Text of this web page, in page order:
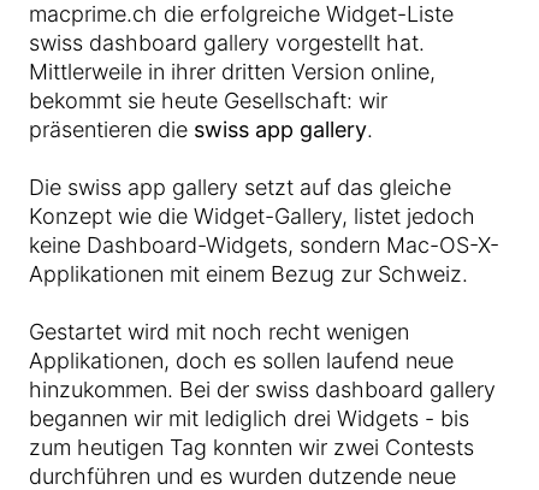
macprime.ch die erfolgreiche Widget-Liste
swiss dashboard gallery vorgestellt hat.
Mittlerweile in ihrer dritten Version online,
bekommt sie heute Gesellschaft: wir
präsentieren die swiss app gallery.
Die swiss app gallery setzt auf das gleiche
Konzept wie die Widget-Gallery, listet jedoch
keine Dashboard-Widgets, sondern Mac-OS-X-
Applikationen mit einem Bezug zur Schweiz.
Gestartet wird mit noch recht wenigen
Applikationen, doch es sollen laufend neue
hinzukommen. Bei der swiss dashboard gallery
begannen wir mit lediglich drei Widgets - bis
zum heutigen Tag konnten wir zwei Contests
durchführen und es wurden dutzende neue